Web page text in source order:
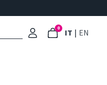
0 IT : Lingua
| EN